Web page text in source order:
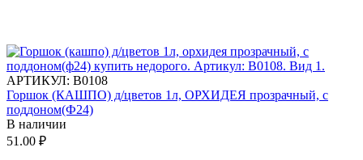
АРТИКУЛ: В0108
Горшок (КАШПО) д/цветов 1л, ОРХИДЕЯ прозрачный, с
поддоном(Ф24)
В наличии
51.00 ₽